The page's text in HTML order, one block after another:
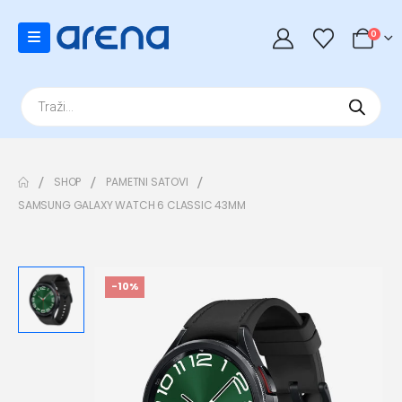
0
Products
search
SHOP
PAMETNI SATOVI
SAMSUNG GALAXY WATCH 6 CLASSIC 43MM
-10%